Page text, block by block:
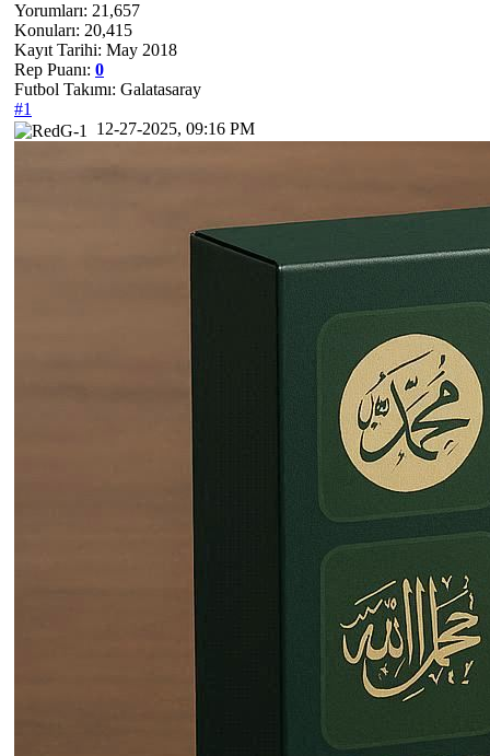
Yorumları: 21,657
Konuları: 20,415
Kayıt Tarihi: May 2018
Rep Puanı: 0
Futbol Takımı: Galatasaray
#1
12-27-2025, 09:16 PM